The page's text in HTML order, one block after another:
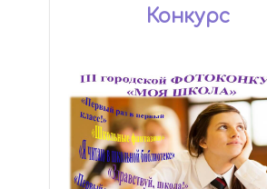
Конкурс